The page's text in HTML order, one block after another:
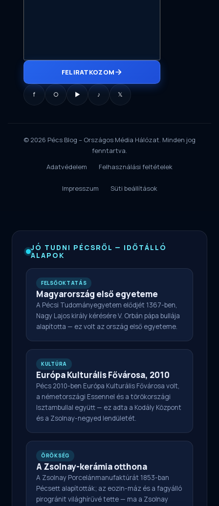
FELIRATKOZOM
f ○ ▶ ♪ 𝕏
© 2026 Pécs Blog – Országos Média Hálózat. Minden jog
fenntartva.
Adatvédelem
Felhasználási feltételek
Impresszum Süti beállítások
JÓ TUDNI PÉCSRŐL — IDŐTÁLLÓ
ALAPOK
FELSŐOKTATÁS
Magyarország első egyeteme
A Pécsi Tudományegyetem elődjét 1367-ben,
Nagy Lajos király kérésére V. Orbán pápa bullája
alapította — ez volt az ország első egyeteme.
KULTÚRA
Európa Kulturális Fővárosa, 2010
Pécs 2010-ben Európa Kulturális Fővárosa volt,
a németországi Essennel és a törökországi
Isztambullal együtt — ez adta a Kodály Központ
és a Zsolnay-negyed lendületét.
ÖRÖKSÉG
A Zsolnay-kerámia otthona
A Zsolnay Porcelánmanufaktúrát 1853-ban
Pécsett alapították; az eozin-máz és a fagyálló
pirogránit világhírűvé tette — ma a Zsolnay